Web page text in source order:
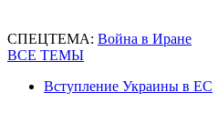
СПЕЦТЕМА: Война в Иране
ВСЕ ТЕМЫ
Вступление Украины в ЕС